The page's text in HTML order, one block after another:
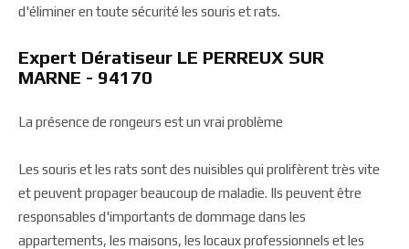
d'éliminer en toute sécurité les souris et rats.
Expert Dératiseur LE PERREUX SUR
MARNE - 94170
La présence de rongeurs est un vrai problème
Les souris et les rats sont des nuisibles qui prolifèrent très vite
et peuvent propager beaucoup de maladie. Ils peuvent être
responsables d'importants de dommage dans les
appartements, les maisons, les locaux professionnels et les